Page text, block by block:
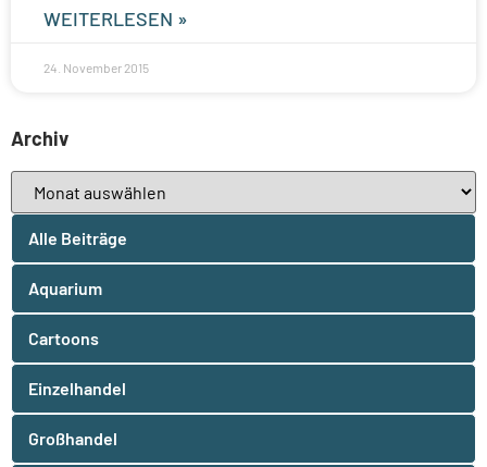
WEITERLESEN »
24. November 2015
Archiv
Alle Beiträge
Aquarium
Cartoons
Einzelhandel
Großhandel